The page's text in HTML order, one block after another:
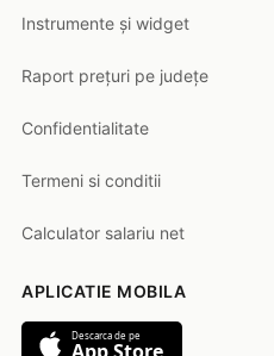
Instrumente și widget
Raport prețuri pe județe
Confidentialitate
Termeni si conditii
Calculator salariu net
APLICATIE MOBILA
Descarca de pe